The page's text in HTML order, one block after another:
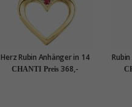
Herz Rubin Anhänger in 14
karat Gold 0,02 ct
CHANTI Preis 368,-